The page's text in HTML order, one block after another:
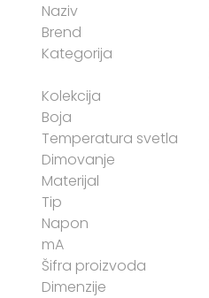
Naziv
Brend
Kategorija
Kolekcija
Boja
Temperatura svetla
Dimovanje
Materijal
Tip
Napon
mA
Šifra proizvoda
Dimenzije